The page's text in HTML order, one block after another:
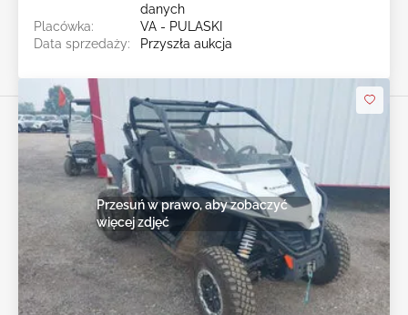
danych
Placówka:
VA - PULASKI
Data sprzedaży:
Przyszła aukcja
Przesuń w prawo, aby zobaczyć
więcej zdjęć